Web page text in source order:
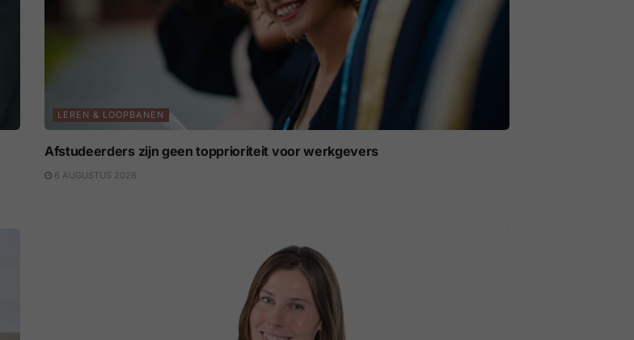
LEREN & LOOPBANEN
Afstudeerders zijn geen topprioriteit voor werkgevers
6 AUGUSTUS 2026